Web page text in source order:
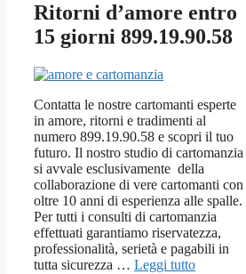
Ritorni d’amore entro
15 giorni 899.19.90.58
Contatta le nostre cartomanti esperte
in amore, ritorni e tradimenti al
numero 899.19.90.58 e scopri il tuo
futuro. Il nostro studio di cartomanzia
si avvale esclusivamente della
collaborazione di vere cartomanti con
oltre 10 anni di esperienza alle spalle.
Per tutti i consulti di cartomanzia
effettuati garantiamo riservatezza,
professionalità, serietà e pagabili in
tutta sicurezza … Leggi tutto